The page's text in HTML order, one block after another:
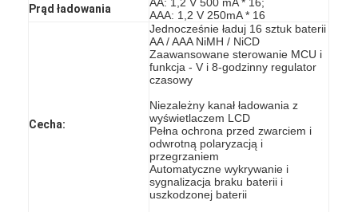
Prąd ładowania
AAA: 1,2 V 250mA * 16
Cecha:
Jednocześnie ładuj 16 sztuk baterii
AA / AAA NiMH / NiCD
Zaawansowane sterowanie MCU i
funkcja - V i 8-godzinny regulator
czasowy
Niezależny kanał ładowania z
wyświetlaczem LCD
Pełna ochrona przed zwarciem i
odwrotną polaryzacją i
przegrzaniem
Automatyczne wykrywanie i
sygnalizacja braku baterii i
uszkodzonej baterii